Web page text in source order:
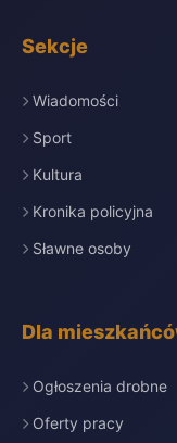
Sekcje
Wiadomości
Sport
Kultura
Kronika policyjna
Sławne osoby
Dla
Ogłoszenia drobne
Oferty pracy